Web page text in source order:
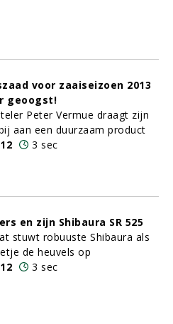
voor zaaiseizoen 2013
geoogst!
Peter Vermue draagt zijn
aan een duurzaam product
3 sec
en zijn Shibaura SR 525
stuwt robuuste Shibaura als
de heuvels op
3 sec